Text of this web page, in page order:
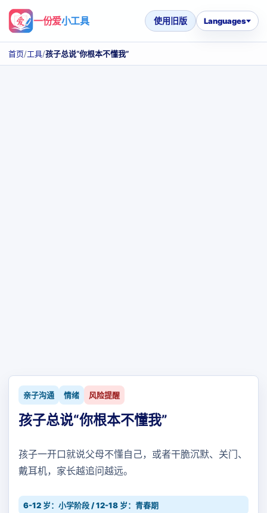
一份爱小工具 使用旧版 Languages
首页/工具/孩子总说“你根本不懂我”
亲子沟通 情绪 风险提醒
孩子总说“你根本不懂我”
孩子一开口就说父母不懂自己，或者干脆沉默、关门、
戴耳机，家长越追问越远。
6-12 岁：小学阶段 / 12-18 岁：青春期